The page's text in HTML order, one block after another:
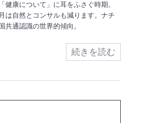
健康について」に耳をふさぐ時期。
は自然とコンサルも減ります。ナチ
共通認識の世界的傾向。
続きを読む